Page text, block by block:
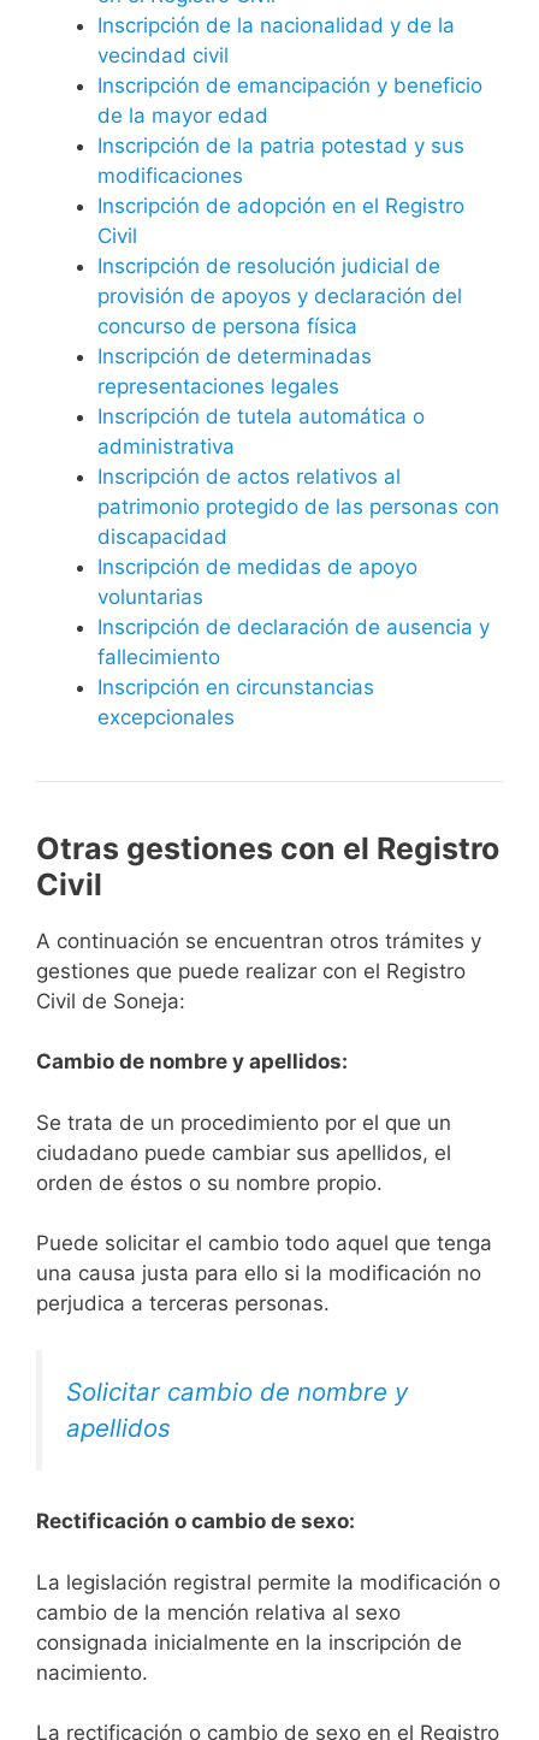
Inscripción de la nacionalidad y de la
vecindad civil
Inscripción de emancipación y beneficio
de la mayor edad
Inscripción de la patria potestad y sus
modificaciones
Inscripción de adopción en el Registro
Civil
Inscripción de resolución judicial de
provisión de apoyos y declaración del
concurso de persona física
Inscripción de determinadas
representaciones legales
Inscripción de tutela automática o
administrativa
Inscripción de actos relativos al
patrimonio protegido de las personas con
discapacidad
Inscripción de medidas de apoyo
voluntarias
Inscripción de declaración de ausencia y
fallecimiento
Inscripción en circunstancias
excepcionales
Otras gestiones con el Registro
Civil
A continuación se encuentran otros trámites y
gestiones que puede realizar con el Registro
Civil de Soneja:
Cambio de nombre y apellidos:
Se trata de un procedimiento por el que un
ciudadano puede cambiar sus apellidos, el
orden de éstos o su nombre propio.
Puede solicitar el cambio todo aquel que tenga
una causa justa para ello si la modificación no
perjudica a terceras personas.
Solicitar cambio de nombre y
apellidos
Rectificación o cambio de sexo:
La legislación registral permite la modificación o
cambio de la mención relativa al sexo
consignada inicialmente en la inscripción de
nacimiento.
La rectificación o cambio de sexo en el Registro